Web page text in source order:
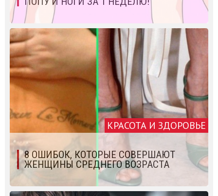
КРАСОТА И ЗДОРОВЬЕ
8 ОШИБОК, КОТОРЫЕ СОВЕРШАЮТ
ЖЕНЩИНЫ СРЕДНЕГО ВОЗРАСТА